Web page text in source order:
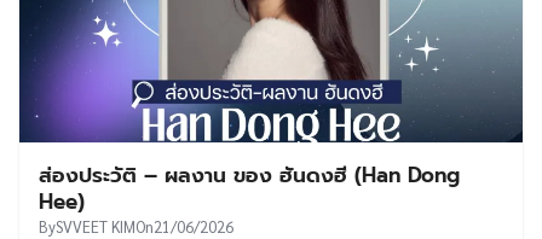
ส่องประวัติ – ผลงาน ของ ฮันดงฮี (Han Dong
Hee)
BySVVEET KIMOn21/06/2026